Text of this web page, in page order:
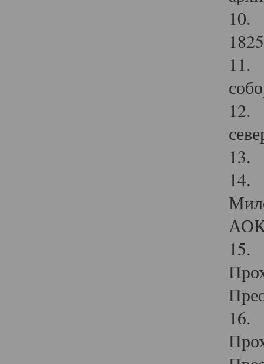
10.
11.
12.
13.
14.
15.
16.